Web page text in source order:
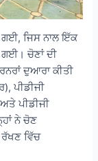
ਜਿਸ ਨਾਲ ਇੱਕ
ਚੋਣਾਂ ਦੀ
ਦੁਆਰਾ ਕੀਤੀ
ਪੀਡੀਜੀ
ਪੀਡੀਜੀ
ਨੇ ਚੋਣ
ਵਿੱਚ